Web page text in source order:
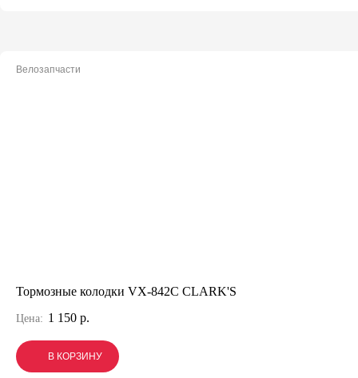
Велозапчасти
Тормозные колодки VX-842C CLARK'S
Цена: 1 150 р.
В КОРЗИНУ
В КОРЗИНУ
В КОРЗИНУ